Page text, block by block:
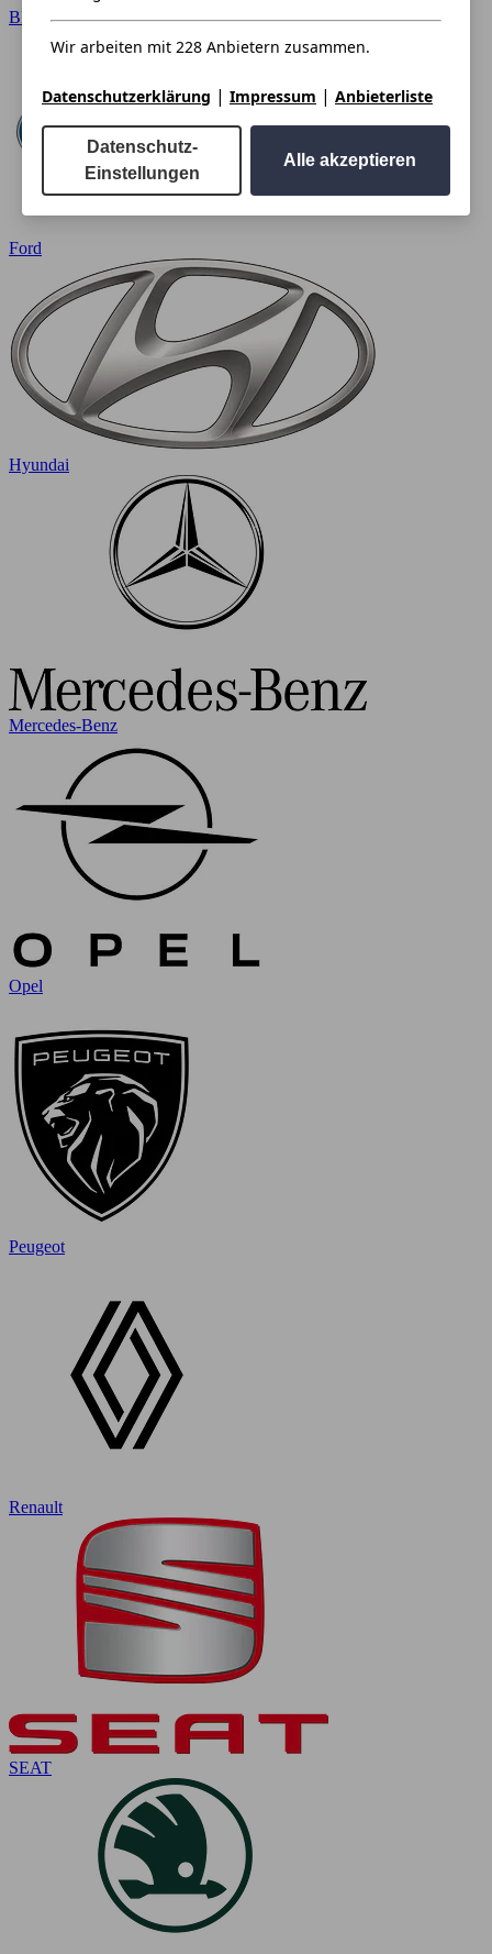
BMW
Ford
Hyundai
Mercedes-Benz
Opel
Peugeot
Renault
SEAT
Wir arbeiten mit 228 Anbietern zusammen.
Datenschutzerklärung | Impressum | Anbieterliste
Datenschutz-
Einstellungen
Alle akzeptieren